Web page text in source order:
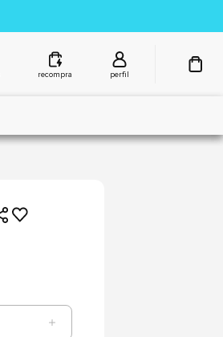
recompra perfil